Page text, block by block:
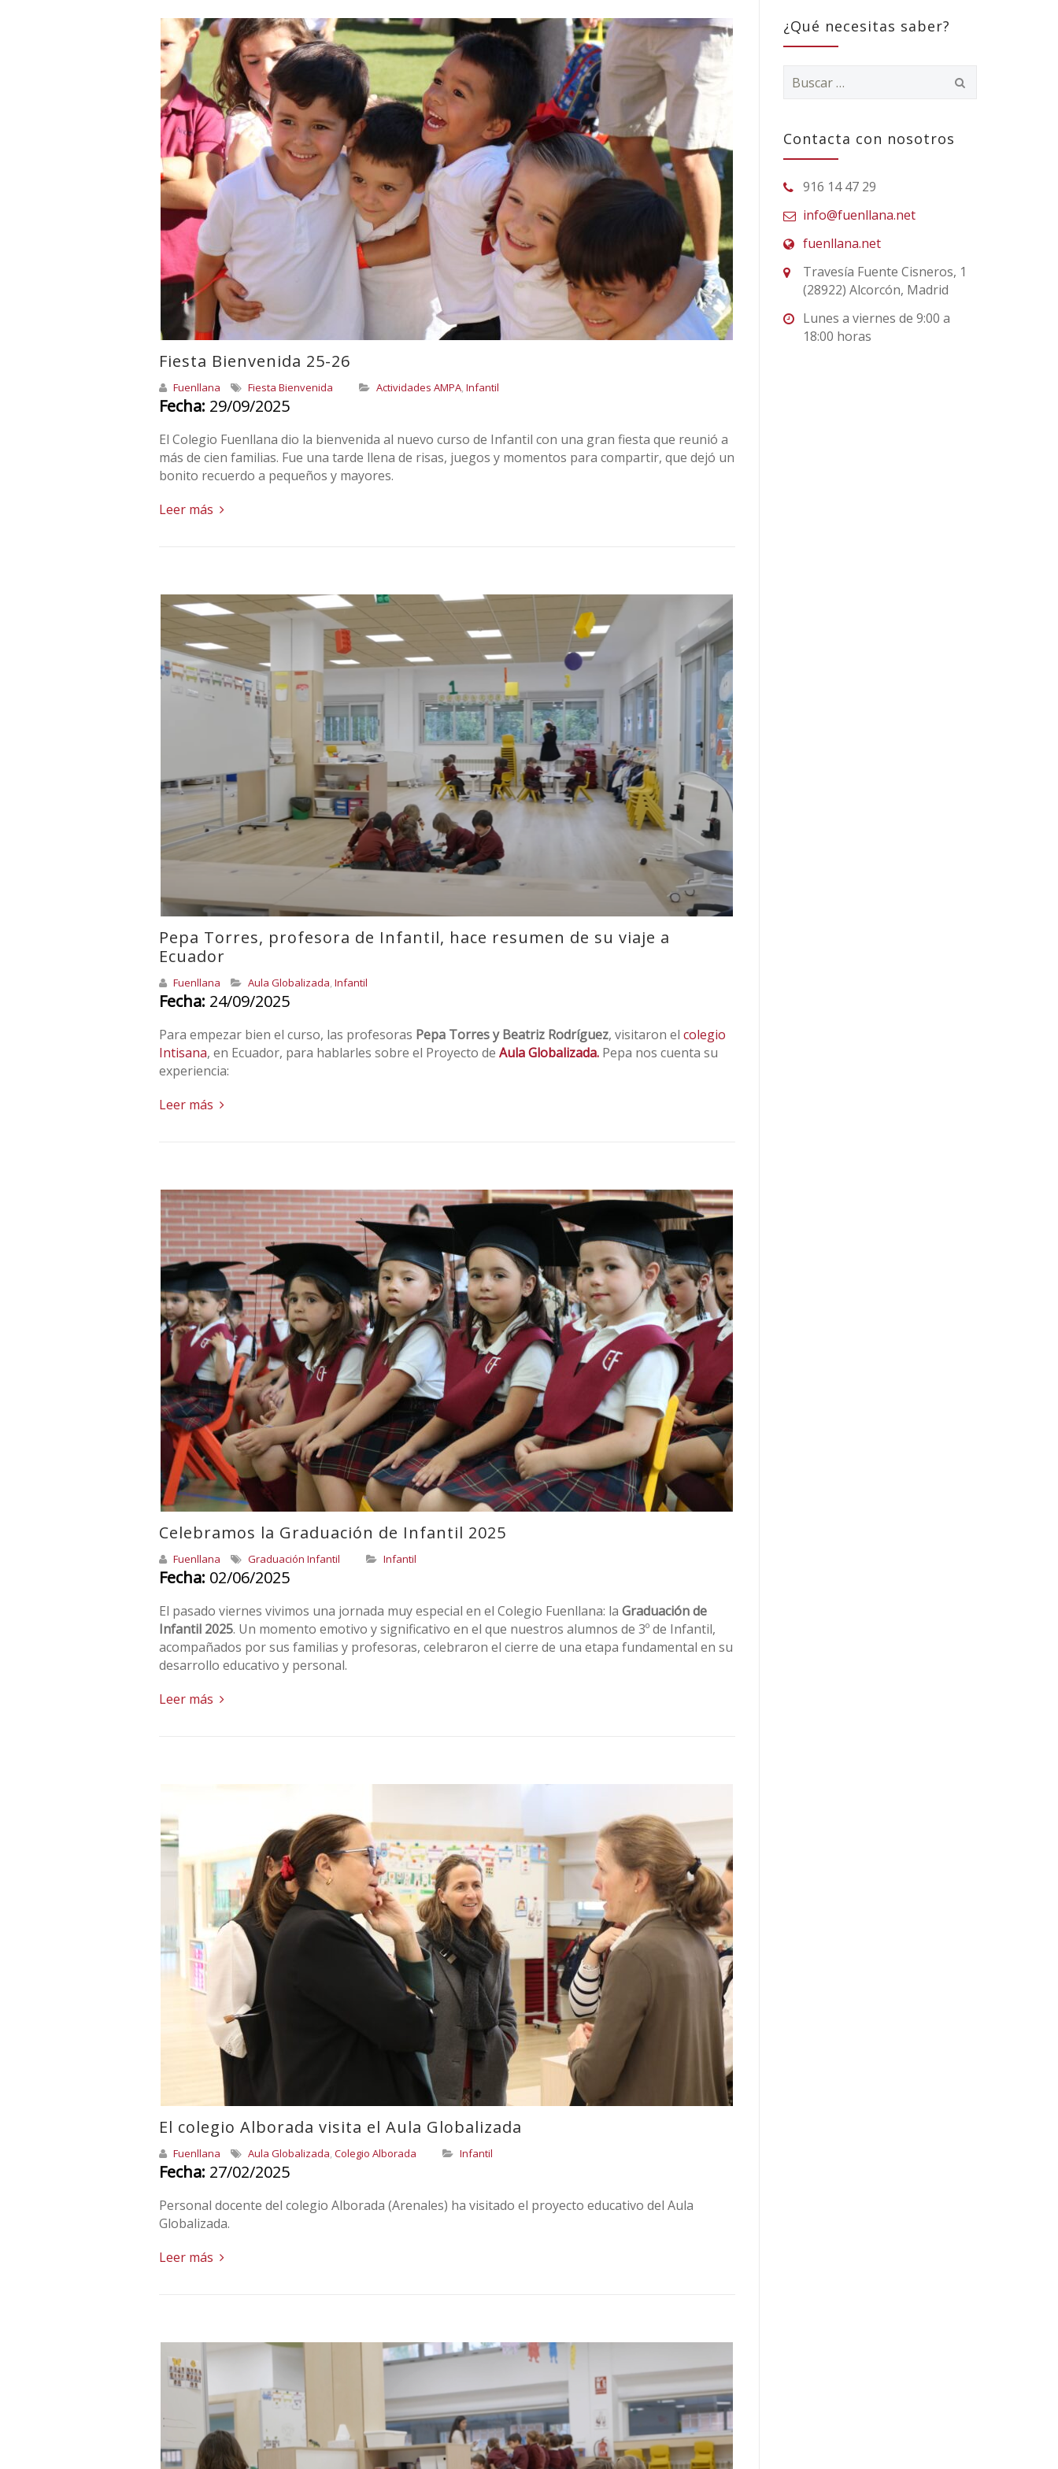
Fiesta Bienvenida 25-26
Fuenllana Fiesta Bienvenida Actividades AMPA, Infantil
Fecha: 29/09/2025
El Colegio Fuenllana dio la bienvenida al nuevo curso de Infantil con una gran fiesta que reunió a
más de cien familias. Fue una tarde llena de risas, juegos y momentos para compartir, que dejó un
bonito recuerdo a pequeños y mayores.
Leer más
Pepa Torres, profesora de Infantil, hace resumen de su viaje a
Ecuador
Fuenllana Aula Globalizada, Infantil
Fecha: 24/09/2025
Para empezar bien el curso, las profesoras Pepa Torres y Beatriz Rodríguez, visitaron el colegio
Intisana, en Ecuador, para hablarles sobre el Proyecto de Aula Globalizada. Pepa nos cuenta su
experiencia:
Leer más
Celebramos la Graduación de Infantil 2025
Fuenllana Graduación Infantil Infantil
Fecha: 02/06/2025
El pasado viernes vivimos una jornada muy especial en el Colegio Fuenllana: la Graduación de
Infantil 2025. Un momento emotivo y significativo en el que nuestros alumnos de 3º de Infantil,
acompañados por sus familias y profesoras, celebraron el cierre de una etapa fundamental en su
desarrollo educativo y personal.
Leer más
El colegio Alborada visita el Aula Globalizada
Fuenllana Aula Globalizada, Colegio Alborada Infantil
Fecha: 27/02/2025
Personal docente del colegio Alborada (Arenales) ha visitado el proyecto educativo del Aula
Globalizada.
Leer más
¿Qué necesitas saber?
Contacta con nosotros
916 14 47 29
info@fuenllana.net
fuenllana.net
Travesía Fuente Cisneros, 1
(28922) Alcorcón, Madrid
Lunes a viernes de 9:00 a
18:00 horas